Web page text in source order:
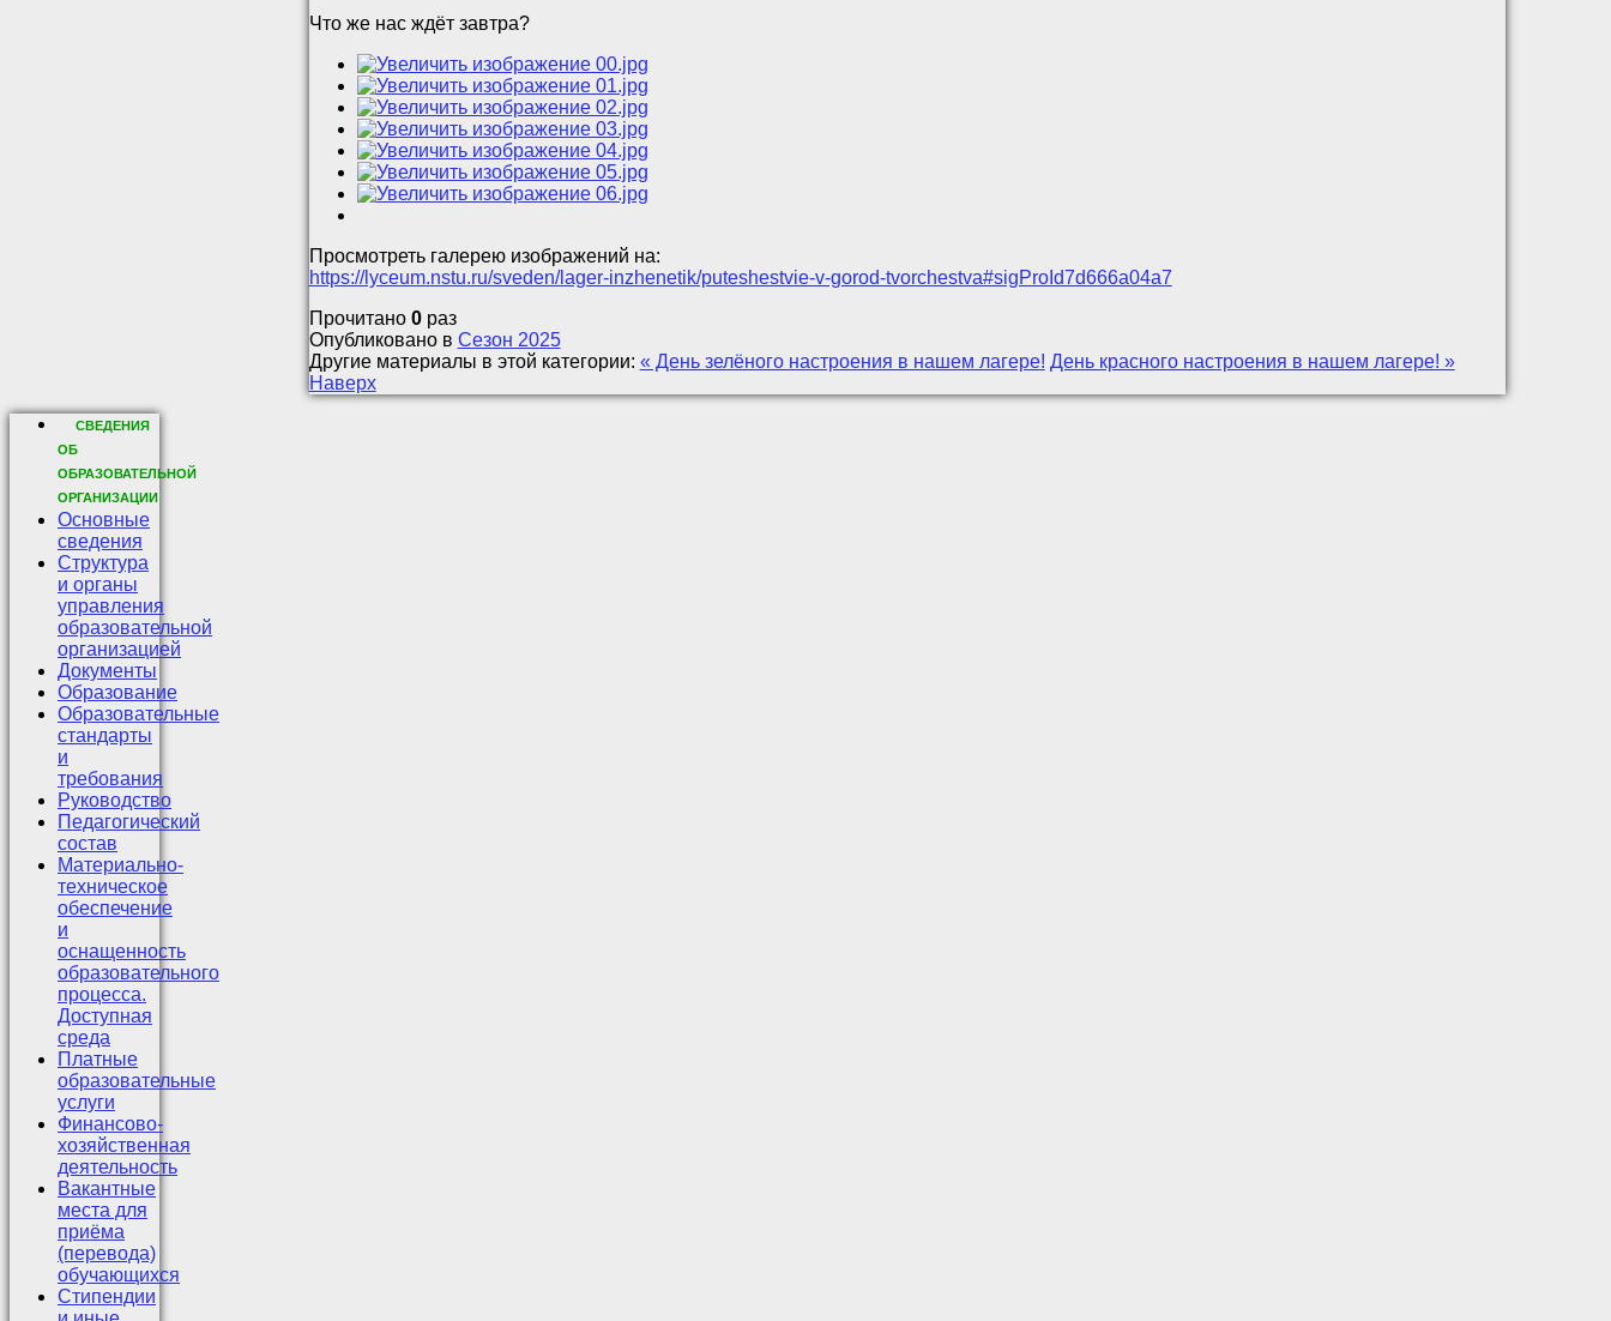
Что же нас ждёт завтра?
Просмотреть галерею изображений на:
https://lyceum.nstu.ru/sveden/lager-inzhenetik/puteshestvie-v-gorod-tvorchestva#sigProId7d666a04a7
Прочитано 0раз
Опубликовано в Сезон 2025
Другие материалы в этой категории: « День зелёного настроения в нашем лагере! День красного настроения в нашем лагере! »
Наверх
СВЕДЕНИЯ
ОБ
ОБРАЗОВАТЕЛЬНОЙ
ОРГАНИЗАЦИИ
Основные
сведения
Структура
и органы
управления
образовательной
организацией
Документы
Образование
Образовательные
стандарты
и
требования
Руководство
Педагогический
состав
Материально-
техническое
обеспечение
и
оснащенность
образовательного
процесса.
Доступная
среда
Платные
образовательные
услуги
Финансово-
хозяйственная
деятельность
Вакантные
места для
приёма
(перевода)
обучающихся
Стипендии